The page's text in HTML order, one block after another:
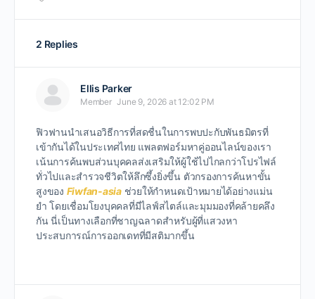
2 Replies
Ellis Parker
Member June 9, 2026 at 12:02 PM
ฟิวฟานนําเสนอวิธีการที่สดชื่นในการพบปะกับพันธมิตรที่
เข้ากันได้ในประเทศไทย แพลตฟอร์มหาคู่ออนไลน์ของเรา
เน้นการค้นพบส่วนบุคคลส่งเสริมให้ผู้ใช้ไปไกลกว่าโปรไฟล์
ทั่วไปและสํารวจชีวิตให้ลึกซึ้งยิ่งขึ้น ตัวกรองการค้นหาขั้น
สูงของ Fiwfan-asiaช่วยให้กําหนดเป้าหมายได้อย่างแม่น
ยํา โดยเชื่อมโยงบุคคลที่มีไลฟ์สไตล์และมุมมองที่คล้ายคลึง
กัน นี่เป็นทางเลือกที่ชาญฉลาดสําหรับผู้ที่แสวงหา
ประสบการณ์การออกเดทที่มีสติมากขึ้น